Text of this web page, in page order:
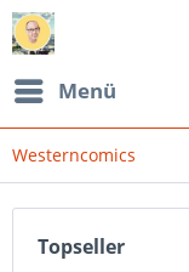
Menü
Westerncomics
Topseller